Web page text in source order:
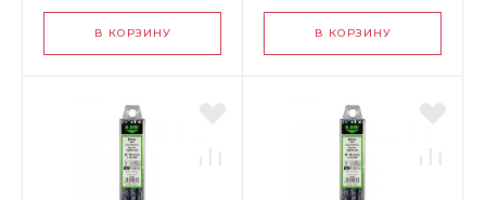
61135
В КОРЗИНУ
"D.BOR" D-PP
В КОРЗИНУ